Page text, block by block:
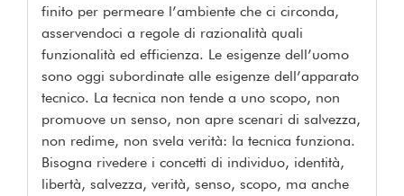
finito per permeare l’ambiente che ci circonda,
asservendoci a regole di razionalità quali
funzionalità ed efficienza. Le esigenze dell’uomo
sono oggi subordinate alle esigenze dell’apparato
tecnico. La tecnica non tende a uno scopo, non
promuove un senso, non apre scenari di salvezza,
non redime, non svela verità: la tecnica funziona.
Bisogna rivedere i concetti di individuo, identità,
libertà, salvezza, verità, senso, scopo, ma anche